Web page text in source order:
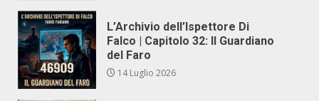
L’Archivio dell’Ispettore Di
Falco | Capitolo 32: Il Guardiano
del Faro
14 Luglio 2026